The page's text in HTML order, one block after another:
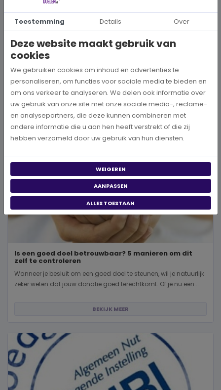
Hoe kies je een goed doel dat écht bij je past?
Wanneer je besluit om een steentje bij te dragen aan een betere
wereld, neem je een prachtig besluit. Jouw donatie kan het ve...
BEKIJK MEER
Is een goed doel betrouwbaar? 5 manieren om dit
zelf te controleren
Wanneer je besluit om een goed doel te steunen, wil je natuurlijk
zeker weten dat jouw donatie goed terechtkomt. Of je nu een...
BEKIJK MEER
Toestemming Details Over
Deze website maakt gebruik van
cookies
We gebruiken cookies om inhoud en advertenties te
personaliseren, om functies voor sociale media te bieden en
om ons verkeer te analyseren. We delen ook informatie over
uw gebruik van onze site met onze sociale media-, reclame-
en analysepartners, die deze kunnen combineren met
andere informatie die u aan hen heeft verstrekt of die zij
hebben verzameld door uw gebruik van hun diensten.
WEIGEREN
AANPASSEN
ALLES TOESTAAN